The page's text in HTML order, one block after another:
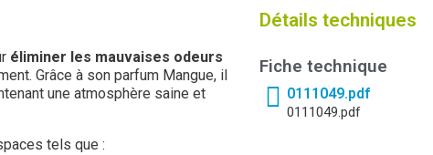
éliminer les mauvaises odeurs
Grâce à son parfum Mangue, il
une atmosphère saine et
tels que :
Détails techniques
Fiche technique
0111049.pdf
0111049.pdf